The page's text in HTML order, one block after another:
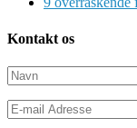
Kontakt os